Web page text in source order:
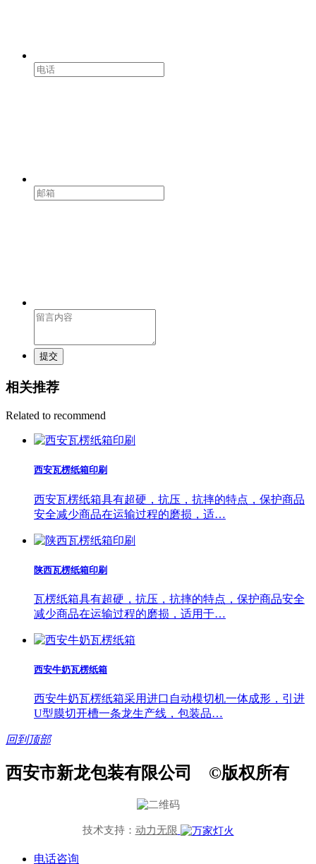
提交
相关推荐
Related to recommend
西安瓦楞纸箱印刷
西安瓦楞纸箱具有超硬，抗压，抗摔的特点，保护商品
安全减少商品在运输过程的磨损，适…
陕西瓦楞纸箱印刷
瓦楞纸箱具有超硬，抗压，抗摔的特点，保护商品安全
减少商品在运输过程的磨损，适用于…
西安牛奶瓦楞纸箱
西安牛奶瓦楞纸箱采用进口自动模切机一体成形，引进
U型膜切开槽一条龙生产线，包装品…
回到顶部
西安市新龙包装有限公司 ©版权所有
技术支持： 动力无限
电话咨询